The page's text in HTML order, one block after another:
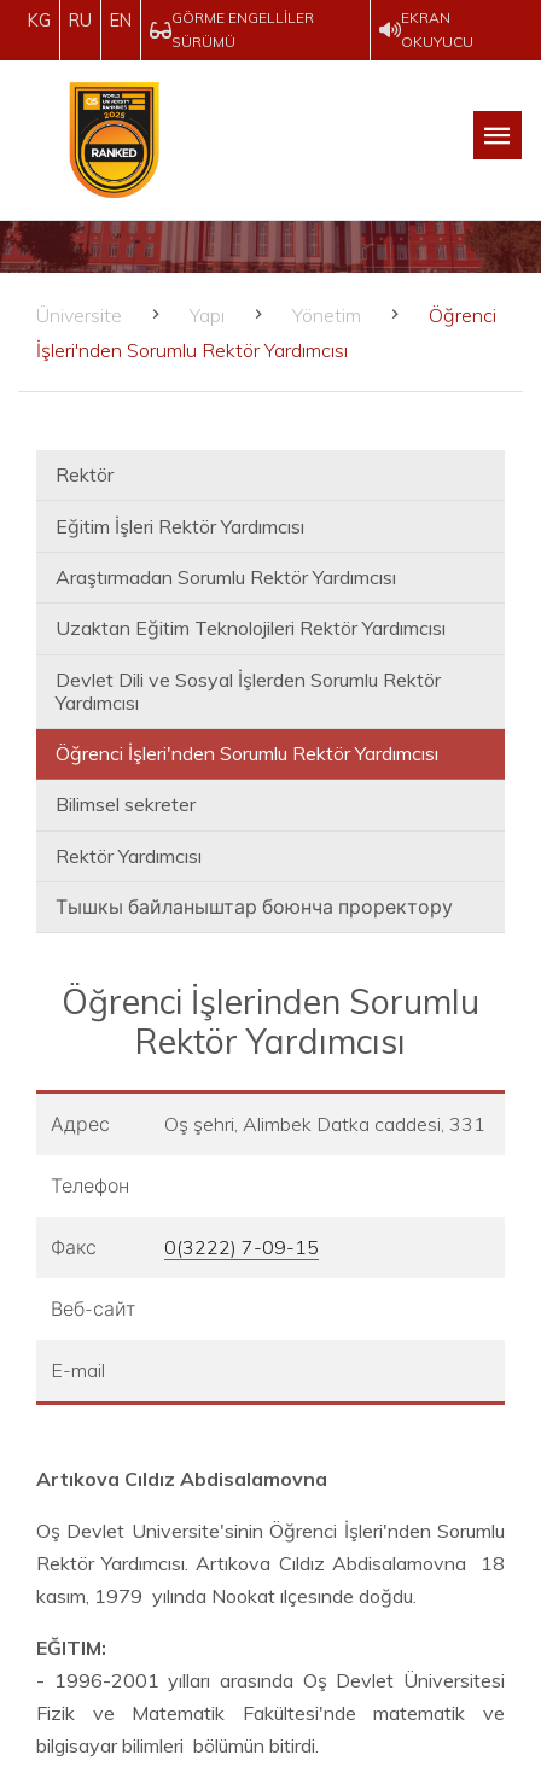
KG RU EN
GÖRME ENGELLILER
SÜRÜMÜ
EKRAN
OKUYUCU
Üniversite Yapı Yönetim
Öğrenci
İşleri'nden Sorumlu Rektör Yardımcısı
Rektör
Eğitim İşleri Rektör Yardımcısı
Araştırmadan Sorumlu Rektör Yardımcısı
Uzaktan Eğitim Teknolojileri Rektör Yardımcısı
Devlet Dili ve Sosyal İşlerden Sorumlu Rektör
Yardımcısı
Öğrenci İşleri'nden Sorumlu Rektör Yardımcısı
Bilimsel sekreter
Rektör Yardımcısı
Тышкы байланыштар боюнча проректору
Öğrenci İşlerinden Sorumlu
Rektör Yardımcısı
Адрес Oş şehri, Alimbek Datka caddesi, 331
Телефон
Факс 0(3222) 7-09-15
Веб-сайт
E-mail
Artıkova Cıldız Abdisalamovna
Oş Devlet Universite'sinin Öğrenci İşleri'nden Sorumlu
Rektör Yardımcısı. Artıkova Cıldız Abdisalamovna 18
kasım, 1979 yılında Nookat ılçesınde doğdu.
EĞITIM:
- 1996-2001 yılları arasında Oş Devlet Üniversitesi
Fizik ve Matematik Fakültesi'nde matematik ve
bilgisayar bilimleri bölümün bitirdi.